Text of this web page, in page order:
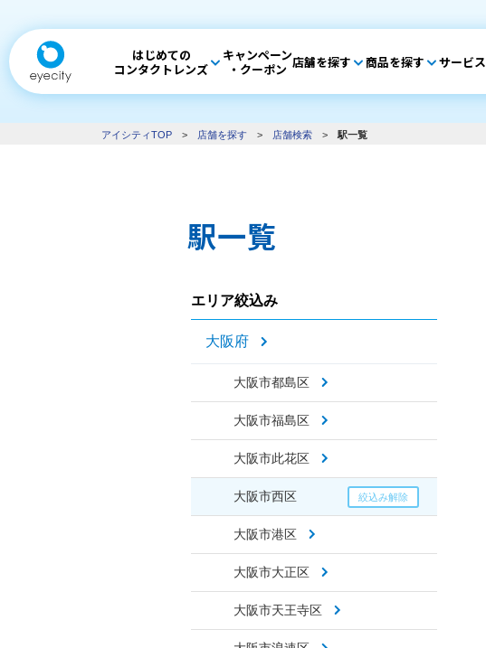
はじめての
コンタクトレンズ
キャンペーン
・クーポン 店舗を探す 商品を探す サービス
アイシティTOP > 店舗を探す > 店舗検索 > 駅一覧
駅一覧
エリア絞込み
大阪府
大阪市都島区
大阪市福島区
大阪市此花区
大阪市西区
大阪市港区
大阪市大正区
大阪市天王寺区